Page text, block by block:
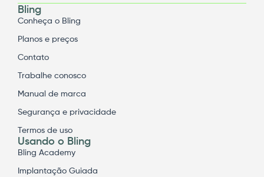
Bling
Conheça o Bling
Planos e preços
Contato
Trabalhe conosco
Manual de marca
Segurança e privacidade
Termos de uso
Usando o Bling
Bling Academy
Implantação Guiada